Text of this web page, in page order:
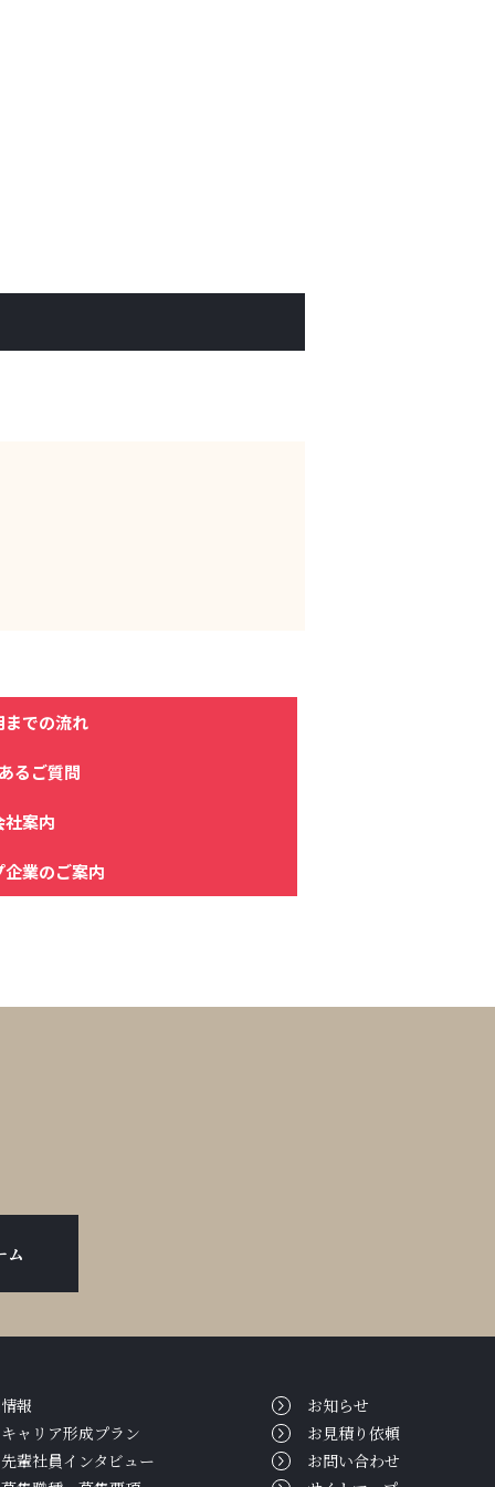
までの流れ
るご質問
社案内
企業のご案内
ム
報
キャリア形成プラン
先輩社員インタビュー
お知らせ
お見積り依頼
お問い合わせ